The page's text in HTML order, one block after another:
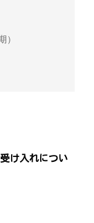
5期）
け入れについ